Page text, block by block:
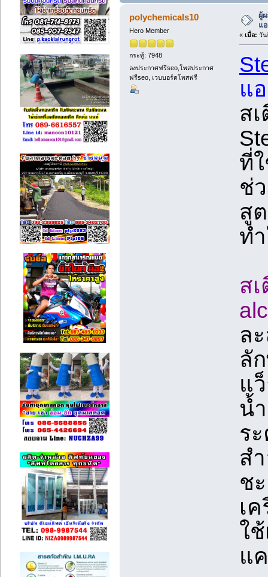
(อ่าน 21063 ครั้ง)
polychemicals10
Hero Member
กระทู้: 7948
ลงประกาศฟรีseo,โพสประกาศ
ฟรีseo, เวบบอร์ดโพสฟรี
ผู้
แ
« เมื่อ: วัน
แ
ส
ที่
ช่
สู
ท
ส
ล
ลั
แ
น้
ร
ส
ช
เ
ใ
แ